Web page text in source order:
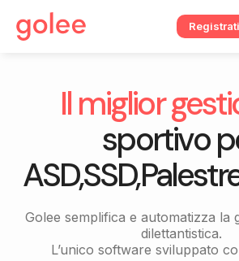
Il miglior
sportivo
Golee semplifica e automatizza la
dilettantistica.
L’unico software sviluppato